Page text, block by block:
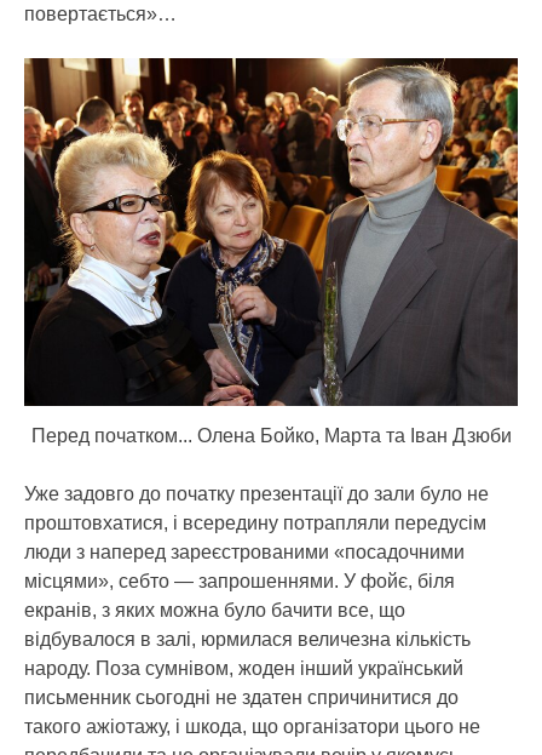
повертається»…
Перед початком... Олена Бойко, Марта та Іван Дзюби
Уже задовго до початку презентації до зали було не
проштовхатися, і всередину потрапляли передусім
люди з наперед зареєстрованими «посадочними
місцями», себто — запрошеннями. У фойє, біля
екранів, з яких можна було бачити все, що
відбувалося в залі, юрмилася величезна кількість
народу. Поза сумнівом, жоден інший український
письменник сьогодні не здатен спричинитися до
такого ажіотажу, і шкода, що організатори цього не